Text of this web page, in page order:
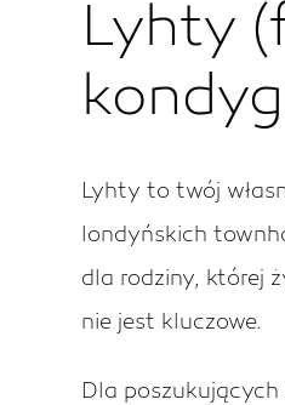
Lyhty
Lyhty to twój
londyńskich
dla rodziny, której
nie jest kluczowe.
Dla